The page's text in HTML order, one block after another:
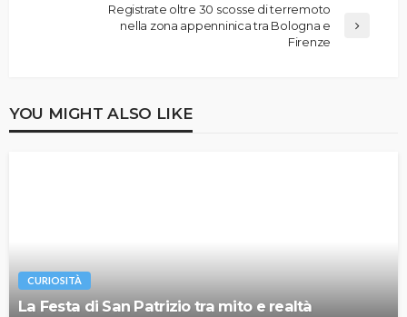
Registrate oltre 30 scosse di terremoto
nella zona appenninica tra Bologna e
Firenze
YOU MIGHT ALSO LIKE
CURIOSITÀ
La Festa di San Patrizio tra mito e realtà